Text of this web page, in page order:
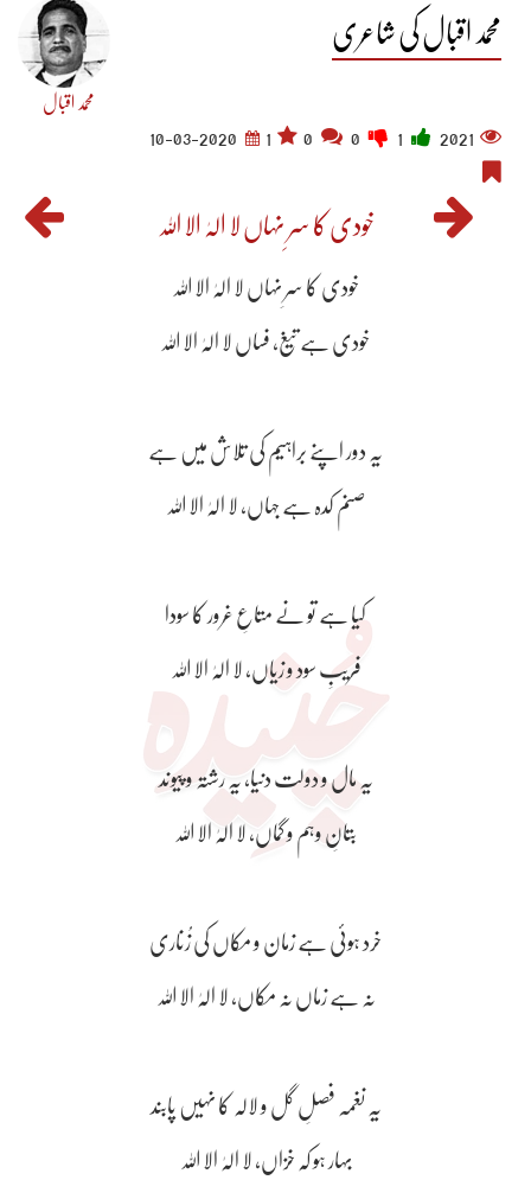
محمد اقبال کی شاعری
محمد اقبال
2021
1
10-03-2020
خودی کا سرِ نہاں لا الہٰ الا اللہ
خودی کا سرِ نہاں لا الہٰ الا اللہ
خودی ہے تیغ، فساں لا الہٰ الا اللہ
یہ دور اپنے براہیم کی تلاش میں ہے
صنم کدہ ہے جہاں، لا الہٰ الا اللہ
کیا ہے تو نے متاعِ غرور کا سودا
فریبِ سود و زیاں، لا الہٰ الا اللہ
یہ مال و دولت دنیا، یہ رشتہ و پیوند
بتانِ وہم و گماں، لا الہٰ الا اللہ
خرد ہوئی ہے زمان و مکاں کی زُناری
نہ ہے زماں نہ مکاں، لا الہٰ الا اللہ
یہ نغمہ فصلِ گل و لالہ کا نہیں پابند
بہار ہو کہ خزاں، لا الہٰ الا اللہ